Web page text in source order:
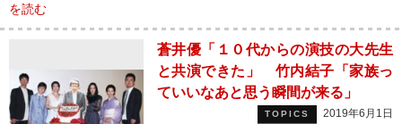
を読む
蒼井優「１０代からの演技の大先生
と共演できた」 竹内結子「家族っ
ていいなあと思う瞬間が来る」
TOPICS 2019年6月1日